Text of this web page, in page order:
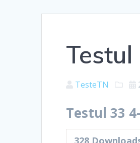
TesteTN
Testul 33